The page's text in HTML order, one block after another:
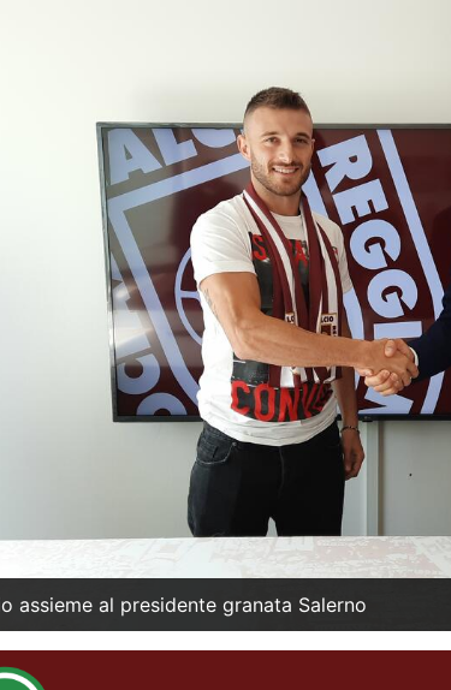
assieme al presidente granata Salerno